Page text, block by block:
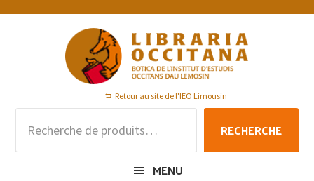
Passer
Passer
Passer
Retour au site de l'IEO Limousin
pour :
RECHERCHE
MENU